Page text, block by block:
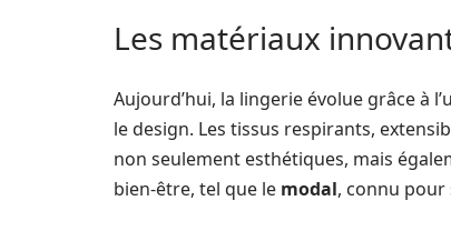
Les matériaux
Aujourd’hui, la lingerie évolue grâce à
le design. Les tissus respirants,
non seulement esthétiques, mais
bien-être, tel que le modal, connu